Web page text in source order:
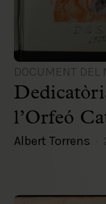
DOCUMENT DEL
l’Orfeó
Albert Torrens